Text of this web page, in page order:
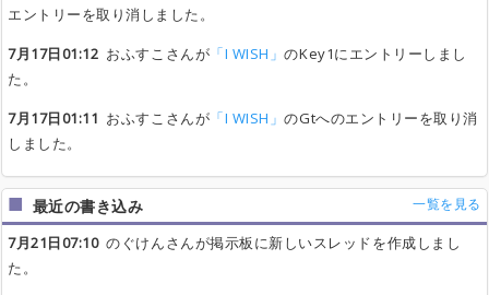
エントリーを取り消しました。
7月17日01:12 おふすこさんが 「I WISH」のKey1にエントリーしまし
た。
7月17日01:11 おふすこさんが 「I WISH」のGtへのエントリーを取り消
しました。
最近の書き込み 一覧を見る
7月21日07:10のぐけんさんが掲示板に新しいスレッドを作成しまし
た。